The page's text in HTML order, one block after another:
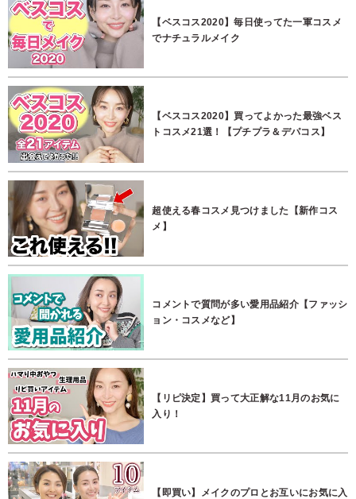
【ベスコス2020】毎日使ってた一軍コスメ
でナチュラルメイク
【ベスコス2020】買ってよかった最強ベス
トコスメ21選！【プチプラ＆デパコス】
超使える春コスメ見つけました【新作コス
メ】
コメントで質問が多い愛用品紹介【ファッシ
ョン・コスメなど】
【リピ決定】買って大正解な11月のお気に
入り！
【即買い】メイクのプロとお互いにお気に入